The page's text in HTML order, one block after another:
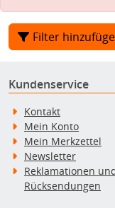
Filter
Kundenservice
Kontakt
Mein Konto
Mein Merkzettel
Newsletter
Reklamationen
Rücksendungen